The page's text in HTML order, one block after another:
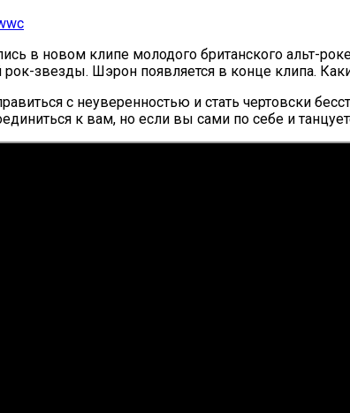
в новом клипе молодого британского альт-
рок-звезды. Шэрон появляется в конце клипа.
с неуверенностью и стать чертовски
к вам, но если вы сами по себе и